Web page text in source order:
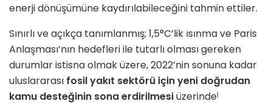
enerji dönüşümüne kaydırılabileceğini tahmin ettiler.
Sınırlı ve açıkça tanımlanmış; 1,5°C’lik ısınma ve Paris
Anlaşması’nın hedefleri ile tutarlı olması gereken
durumlar istisna olmak üzere, 2022’nin sonuna kadar
uluslararası fosil yakıt sektörü için yeni doğrudan
kamu desteğinin sona erdirilmesiüzerinde1